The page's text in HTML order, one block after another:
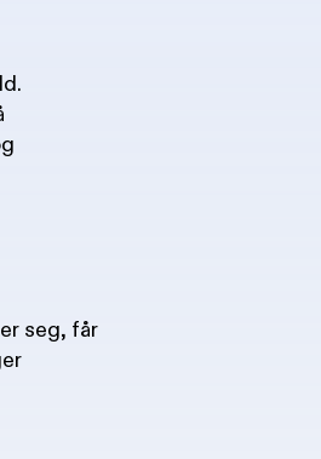
seg, får